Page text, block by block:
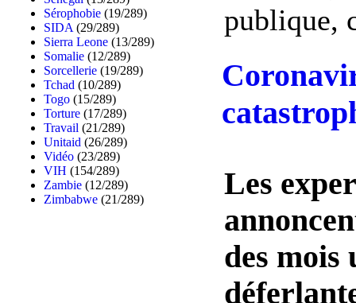
Sérophobie (19/289)
SIDA (29/289)
Sierra Leone (13/289)
Somalie (12/289)
Sorcellerie (19/289)
Tchad (10/289)
Togo (15/289)
Torture (17/289)
Travail (21/289)
Unitaid (26/289)
Vidéo (23/289)
VIH (154/289)
Zambie (12/289)
Zimbabwe (21/289)
publique,
Les
des mois